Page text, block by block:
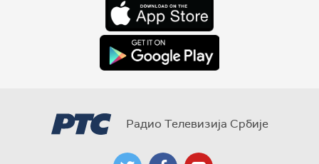
Радио Телевизија Србије